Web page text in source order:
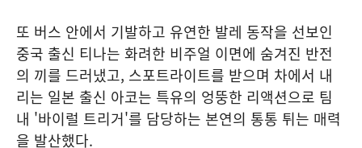
또 버스 안에서 기발하고 유연한 발레 동작을 선보인
중국 출신 티나는 화려한 비주얼 이면에 숨겨진 반전
의 끼를 드러냈고, 스포트라이트를 받으며 차에서 내
리는 일본 출신 아코는 특유의 엉뚱한 리액션으로 팀
내 '바이럴 트리거'를 담당하는 본연의 통통 튀는 매력
을 발산했다.